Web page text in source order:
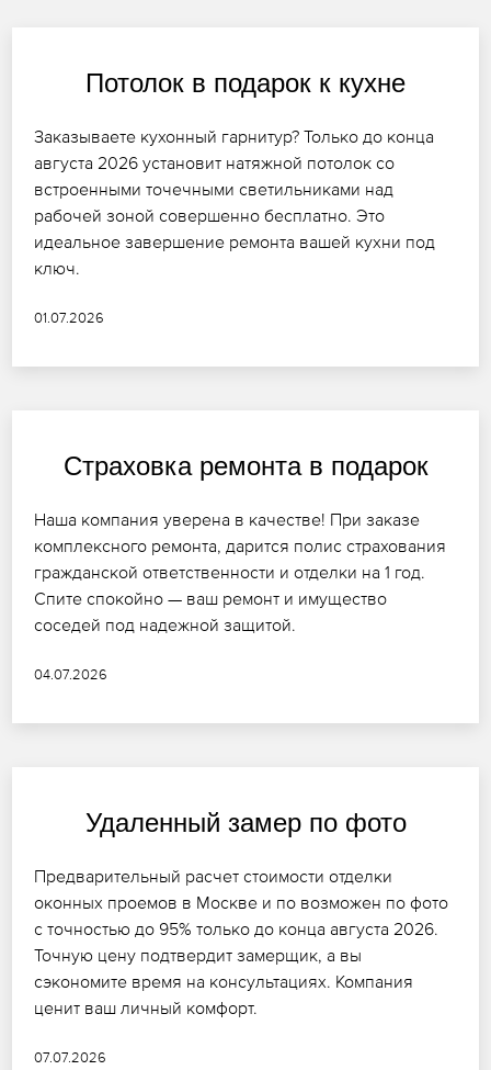
Потолок в подарок к кухне
Заказываете кухонный гарнитур? Только до конца
августа 2026 установит натяжной потолок со
встроенными точечными светильниками над
рабочей зоной совершенно бесплатно. Это
идеальное завершение ремонта вашей кухни под
ключ.
01.07.2026
Страховка ремонта в подарок
Наша компания уверена в качестве! При заказе
комплексного ремонта, дарится полис страхования
гражданской ответственности и отделки на 1 год.
Спите спокойно — ваш ремонт и имущество
соседей под надежной защитой.
04.07.2026
Удаленный замер по фото
Предварительный расчет стоимости отделки
оконных проемов в Москве и по возможен по фото
с точностью до 95% только до конца августа 2026.
Точную цену подтвердит замерщик, а вы
сэкономите время на консультациях. Компания
ценит ваш личный комфорт.
07.07.2026